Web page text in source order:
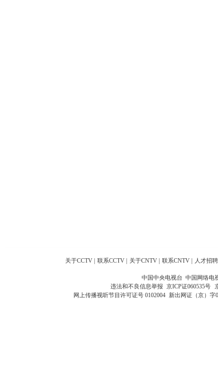
关于CCTV 联系CCTV 关于CNTV 联系CNTV 人才招聘
中国中央电视台 中国网络电
违法和不良信息举报 京ICP证060535号
网上传播视听节目许可证号 0102004 新出网证（京）